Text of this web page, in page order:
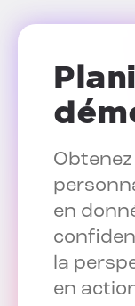
en
la
en